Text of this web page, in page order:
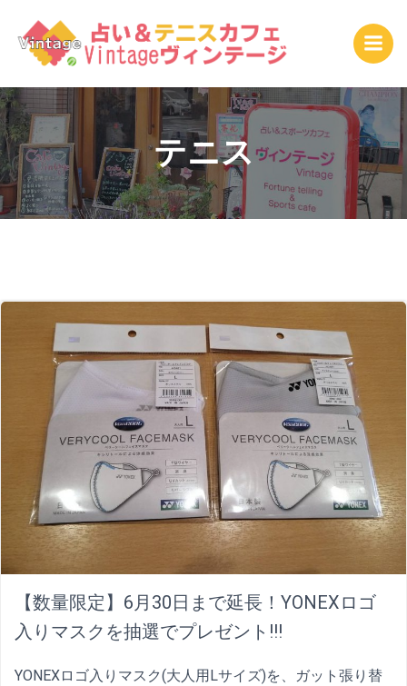
ン
テ
ツ
へ
ス
キ
ッ
プ
テニス
【数量限定】6月30日まで延長！YONEXロゴ
入りマスクを抽選でプレゼント!!!
YONEXロゴ入りマスク(大人用Lサイズ)を、ガット張り替